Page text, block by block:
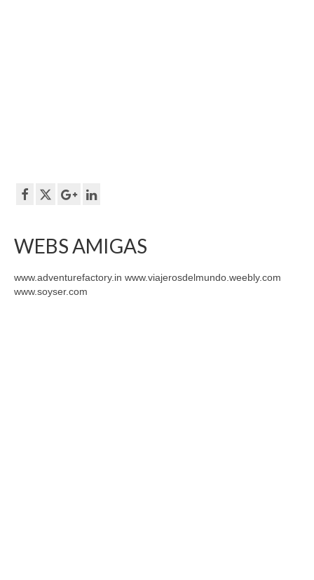
WEBS AMIGAS
www.adventurefactory.in www.viajerosdelmundo.weebly.com
www.soyser.com